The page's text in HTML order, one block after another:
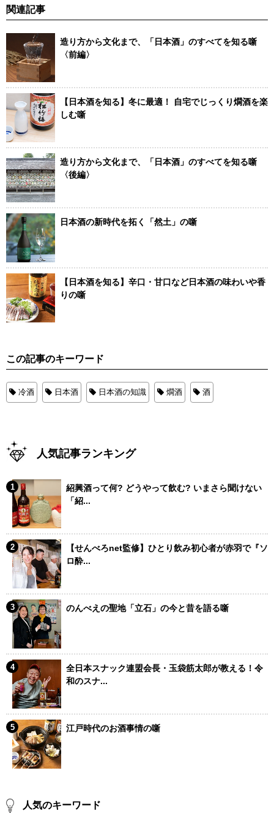
関連記事
造り方から文化まで、「日本酒」のすべてを知る噺
〈前編〉
【日本酒を知る】冬に最適！ 自宅でじっくり燗酒を楽
しむ噺
造り方から文化まで、「日本酒」のすべてを知る噺
〈後編〉
日本酒の新時代を拓く「然土」の噺
【日本酒を知る】辛口・甘口など日本酒の味わいや香
りの噺
この記事のキーワード
冷酒 日本酒 日本酒の知識 燗酒 酒
人気記事ランキング
紹興酒って何? どうやって飲む? いまさら聞けない
「紹...
【せんべろnet監修】ひとり飲み初心者が赤羽で『ソ
ロ酔...
のんべえの聖地「立石」の今と昔を語る噺
全日本スナック連盟会長・玉袋筋太郎が教える！令
和のスナ...
江戸時代のお酒事情の噺
人気のキーワード